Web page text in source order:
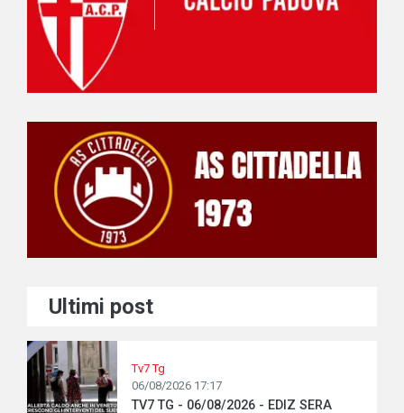
Ultimi post
Tv7 Tg
06/08/2026 17:17
TV7 TG - 06/08/2026 - EDIZ SERA